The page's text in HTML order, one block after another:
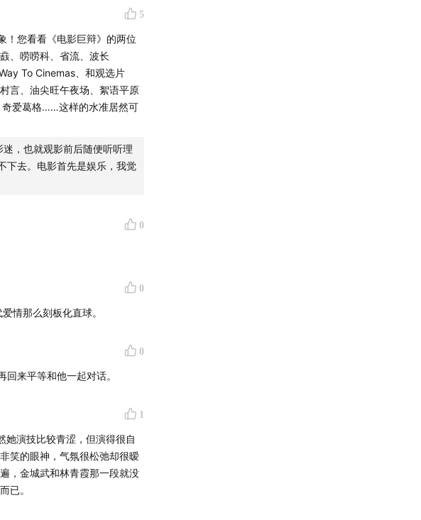
5
！您看看《电影巨辩》的两位
、唠唠科、省流、波长
To Cinemas、和观选片
言、油尖旺午夜场、絮语平原
奇爱葛格……这样的水准居然可
，也就观影前后随便听听理
下去。电影首先是娱乐，我觉
0
0
情那么刻板化直球。
0
来平等和他一起对话。
1
她演技比较青涩，但演得很自
笑的眼神，气氛很松弛却很暧
，金城武和林青霞那一段就没
已。